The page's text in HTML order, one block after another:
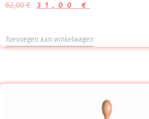
62,00€ 31,00 €
Toevoegen aan winkelwagen